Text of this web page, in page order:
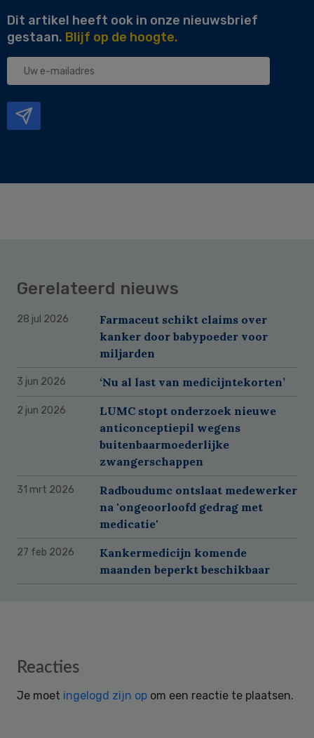
Dit artikel heeft ook in onze nieuwsbrief
gestaan. Blijf op de hoogte.
Uw
Gerelateerd nieuws
28 jul 2026
Farmaceut schikt claims over
kanker door babypoeder voor
miljarden
3 jun 2026 ‘Nu al last van medicijntekorten’
2 jun 2026
LUMC stopt onderzoek nieuwe
anticonceptiepil wegens
buitenbaarmoederlijke
zwangerschappen
31 mrt 2026
Radboudumc ontslaat medewerker
na 'ongeoorloofd gedrag met
medicatie'
27 feb 2026
Kankermedicijn komende
maanden beperkt beschikbaar
Reader
Reacties
Je moet ingelogd zijn op om een reactie te plaatsen.